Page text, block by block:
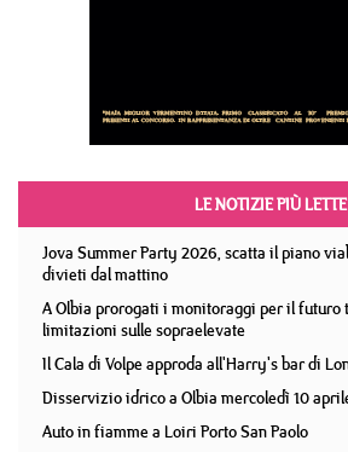
LE NOTIZIE PIÙ LETTE
Jova Summer Party 2026, scatta il piano
divieti dal mattino
A Olbia prorogati i monitoraggi per il futuro
limitazioni sulle sopraelevate
Il Cala di Volpe approda all'Harry's bar di
Disservizio idrico a Olbia mercoledì 10
Auto in fiamme a Loiri Porto San Paolo